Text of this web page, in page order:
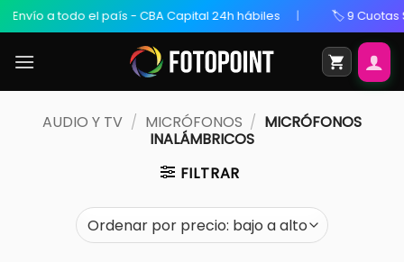
todo el país - CBA Capital 24h hábiles 🏷️ 9 Cuotas Sin
AUDIO Y TV / MICRÓFONOS / MICRÓFONOS
INALÁMBRICOS
FILTRAR